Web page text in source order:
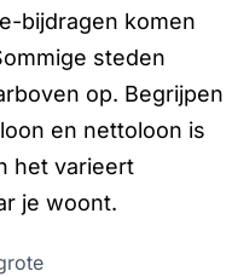
bijdragen komen
steden
op. Begrijpen
en nettoloon is
het varieert
je woont.